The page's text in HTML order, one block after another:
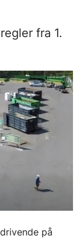
fra 1.
på